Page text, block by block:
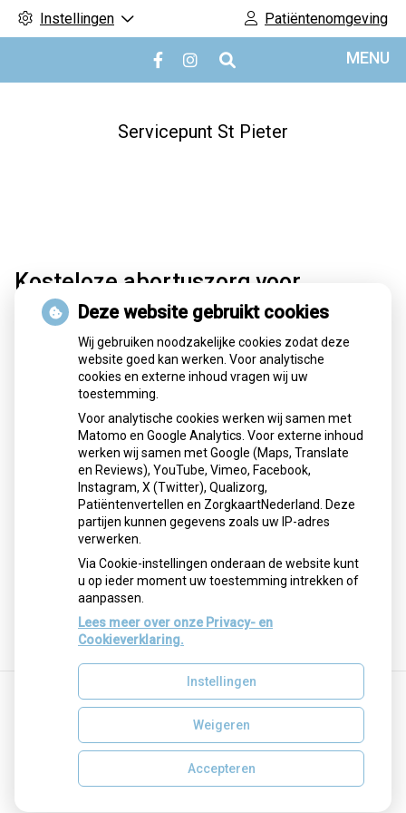
Instellingen Patiëntenomgeving
Bezoek
onze
Bezoek
onze
MENU
Servicepunt St Pieter
Kosteloze abortuszorg voor
ongedocumenteerde zwangeren in
Amsterdam
In Amsterdam kunnen ongedocumenteerde vrouwen
binnenkort kosteloos abortuszorg krijgen via ruim twintig
huisartsen. Zij sluiten aan bij het netwerk van
abortusklinieken. De zorg wordt betaald uit een
gemeentelijk noodfonds. Het doel is om veilige en
toegankelijke abortuszorg te bieden aan alle vrouwen, ook
zonder identiteitspapieren.
Lees het hele artikel op: Nationale zorggids
Publicatiedatum:19-12-2025
Terug naar overzicht
Uw Zorg Online|Beheer
Privacy verklaring
Deze website gebruikt cookies
Wij gebruiken noodzakelijke cookies zodat deze
website goed kan werken. Voor analytische
cookies en externe inhoud vragen wij uw
toestemming.
Voor analytische cookies werken wij samen met
Matomo en Google Analytics. Voor externe inhoud
werken wij samen met Google (Maps, Translate
en Reviews), YouTube, Vimeo, Facebook,
Instagram, X (Twitter), Qualizorg,
Patiëntenvertellen en ZorgkaartNederland. Deze
partijen kunnen gegevens zoals uw IP-adres
verwerken.
Via Cookie-instellingen onderaan de website kunt
u op ieder moment uw toestemming intrekken of
aanpassen.
Lees meer over onze Privacy- en
Cookieverklaring.
Instellingen
Weigeren
Accepteren